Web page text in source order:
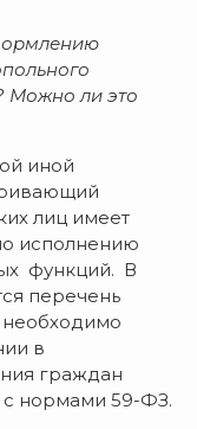
Можно ли это
иной
лиц имеет
исполнению
функций. В
перечень
в
граждан
с нормами 59-ФЗ.